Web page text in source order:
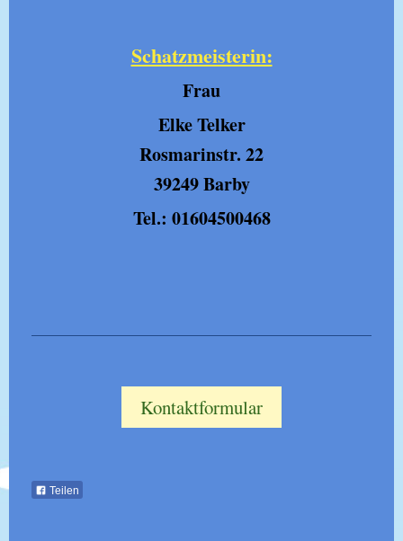
Schatzmeisterin:
Frau
Elke Telker
Rosmarinstr. 22
39249 Barby
Tel.: 01604500468
Kontaktformular
Teilen